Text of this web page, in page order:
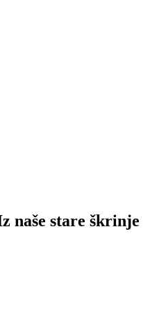
naše stare škrinje